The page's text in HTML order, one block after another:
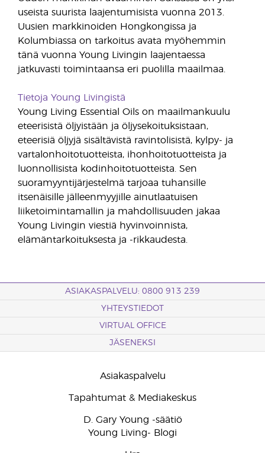
useista suurista laajentumisista vuonna 2013.
Uusien markkinoiden Hongkongissa ja
Kolumbiassa on tarkoitus avata myöhemmin
tänä vuonna Young Livingin laajentaessa
jatkuvasti toimintaansa eri puolilla maailmaa.
Tietoja Young Livingistä
Young Living Essential Oils on maailmankuulu
eteerisistä öljyistään ja öljysekoituksistaan,
eteerisiä öljyjä sisältävistä ravintolisistä, kylpy- ja
vartalonhoitotuotteista, ihonhoitotuotteista ja
luonnollisista kodinhoitotuotteista. Sen
suoramyyntijärjestelmä tarjoaa tuhansille
itsenäisille jälleenmyyjille ainutlaatuisen
liiketoimintamallin ja mahdollisuuden jakaa
Young Livingin viestiä hyvinvoinnista,
elämäntarkoituksesta ja -rikkaudesta.
ASIAKASPALVELU: 0800 913 239
YHTEYSTIEDOT
VIRTUAL OFFICE
JÄSENEKSI
Asiakaspalvelu
Tapahtumat & Mediakeskus
D. Gary Young -säätiö
Young Living- Blogi